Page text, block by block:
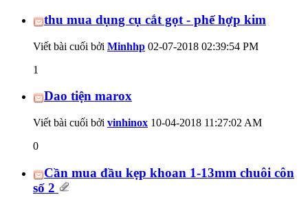
thu mua dụng cụ cắt gọt - phế hợp kim
Viết bài cuối bởi Minhhp 02-07-2018 02:39:54 PM
1
Dao tiện marox
Viết bài cuối bởi vinhinox 10-04-2018 11:27:02 AM
0
Cần mua đầu kẹp khoan 1-13mm chuôi côn
số 2